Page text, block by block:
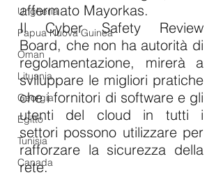
Ungheria
Papua Nuova Guinea
Oman
Lituania
Georgia
Egitto
Tunisia
Canada
affermato Mayorkas.
Il Cyber ​​Safety Review
Board, che non ha autorità di
regolamentazione, mirerà a
sviluppare le migliori pratiche
che i fornitori di software e gli
utenti del cloud in tutti i
settori possono utilizzare per
rafforzare la sicurezza della
rete.